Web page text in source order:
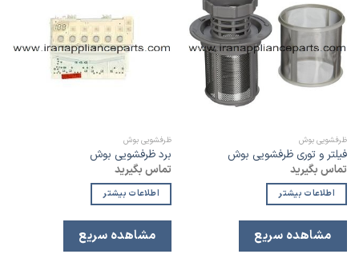
افزودن
به
لیست
علاقه
مندی
ظرفشویی بوش
فیلتر و توری ظرفشویی بوش
تماس بگیرید
اطلاعات بیشتر
مشاهده سریع
مندی
ظرفشویی بوش
برد ظرفشویی بوش
تماس بگیرید
اطلاعات بیشتر
مشاهده سریع